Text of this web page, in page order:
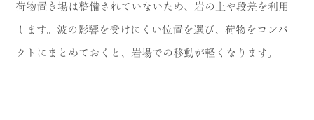
荷物置き場は整備されていないため、岩の上や段差を利用
します。波の影響を受けにくい位置を選び、荷物をコンパ
クトにまとめておくと、岩場での移動が軽くなります。